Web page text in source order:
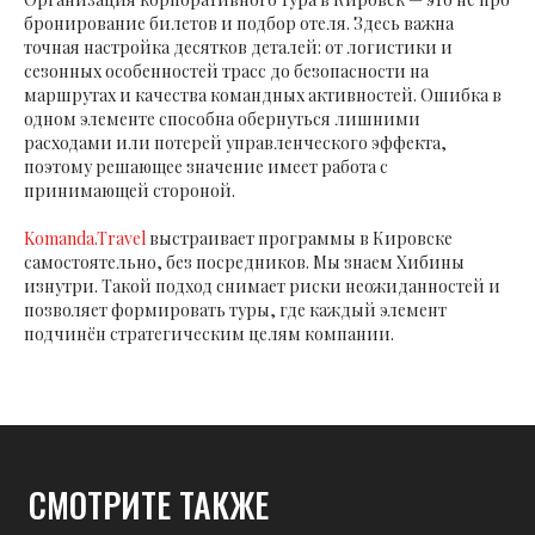
бронирование билетов и подбор отеля. Здесь важна
точная настройка десятков деталей: от логистики и
сезонных особенностей трасс до безопасности на
маршрутах и качества командных активностей. Ошибка в
одном элементе способна обернуться лишними
расходами или потерей управленческого эффекта,
поэтому решающее значение имеет работа с
принимающей стороной.
Komanda.Travel выстраивает программы в Кировске
самостоятельно, без посредников. Мы знаем Хибины
изнутри. Такой подход снимает риски неожиданностей и
позволяет формировать туры, где каждый элемент
подчинён стратегическим целям компании.
СМОТРИТЕ ТАКЖЕ